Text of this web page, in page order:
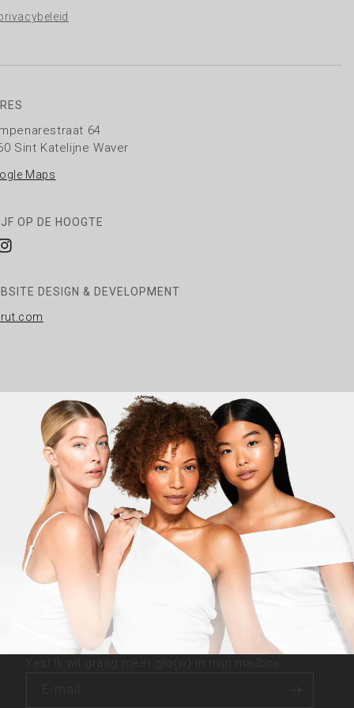
64
Sint Katelijne Waver
Maps
OP DE HOOGTE
DESIGN & DEVELOPMENT